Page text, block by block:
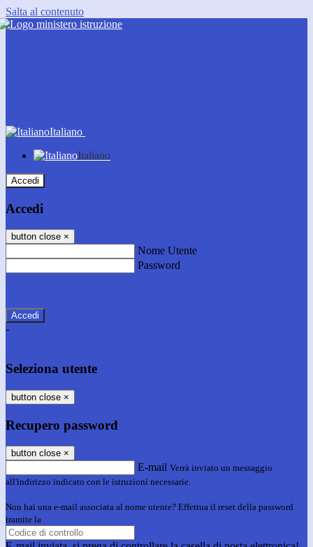
Salta al contenuto
Italiano
Italiano
Accedi
Accedi
button close ×
Nome Utente
Password
-
Seleziona utente
button close ×
Recupero password
button close ×
E-mail Verrà inviato un messaggio
all'indirizzo indicato con le istruzioni necessarie.
Non hai una e-mail associata al nome utente? Effettua il reset della password
tramite la